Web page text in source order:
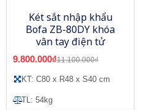
Két sắt nhập khẩu
Bofa ZB-80DY khóa
vân tay điện tử
9.800.000₫11.100.000₫
KT: C80 x R48 x S40 cm
TL: 54kg